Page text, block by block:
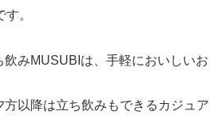
。
飲みMUSUBIは、手軽においしいお
以降は立ち飲みもできるカジュア